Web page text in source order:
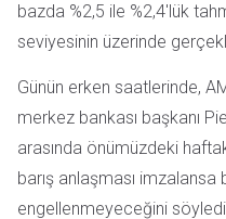
bazda %2,5 ile %2,4'lük
seviyesinin üzerinde
Günün erken saatlerinde,
merkez bankası başkanı
arasında önümüzdeki
barış anlaşması imzalansa
engellenmeyeceğini